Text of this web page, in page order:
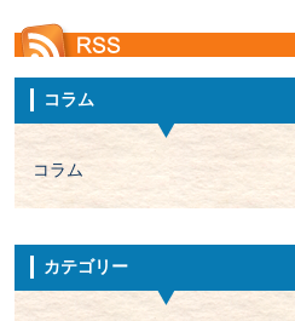
コラム
コラム
カテゴリー